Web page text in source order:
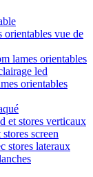
orientables vue de
lames orientables
led
orientables
et stores verticaux
screen
stores lateraux